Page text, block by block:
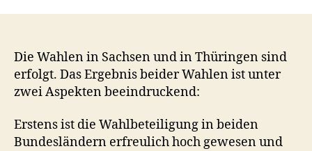
das
Votum
Wähler
Die Wahlen in Sachsen und in Thüringen sind
erfolgt. Das Ergebnis beider Wahlen ist unter
zwei Aspekten beeindruckend:
Erstens ist die Wahlbeteiligung in beiden
Bundesländern erfreulich hoch gewesen und